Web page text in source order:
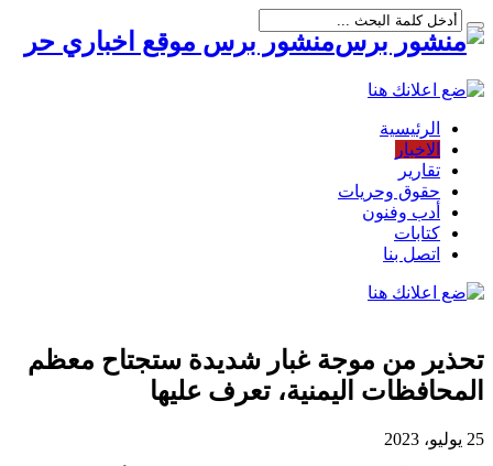
منشور برس موقع اخباري حر
الرئيسية
الاخبار
تقارير
حقوق وحريات
أدب وفنون
كتابات
اتصل بنا
تحذير من موجة غبار شديدة ستجتاح معظم
المحافظات اليمنية، تعرف عليها
25 يوليو، 2023